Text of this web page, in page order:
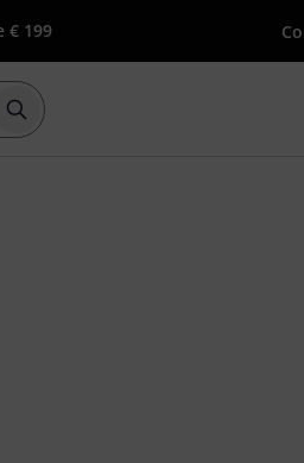
€ 199
Iniciar pesquisa com o termo